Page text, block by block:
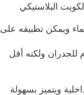
البلاستيكي
ويمكن تطبيقه على
للجدران ولكنه أقل
ويتميز بسهولة